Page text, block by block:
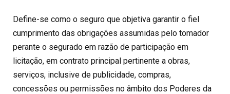
Define-se como o seguro que objetiva garantir o fiel
cumprimento das obrigações assumidas pelo tomador
perante o segurado em razão de participação em
licitação, em contrato principal pertinente a obras,
serviços, inclusive de publicidade, compras,
concessões ou permissões no âmbito dos Poderes da